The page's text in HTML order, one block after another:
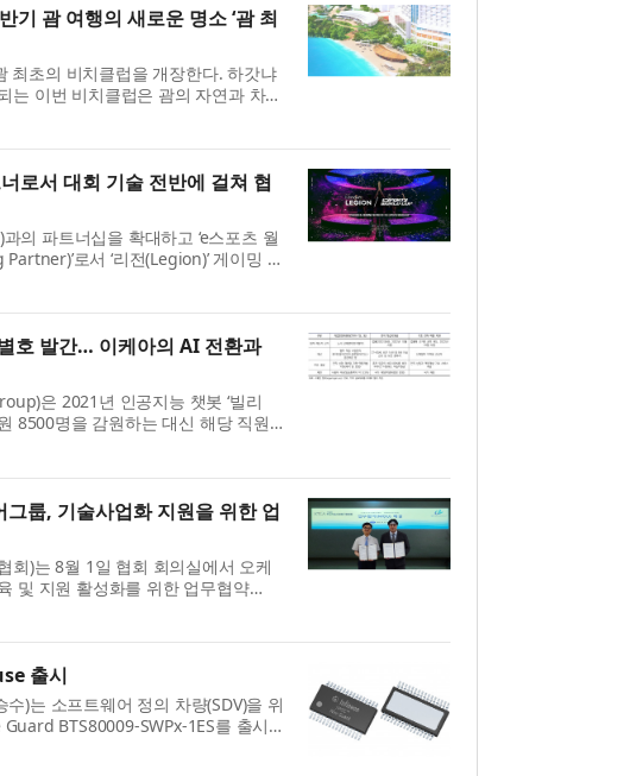
기 괌 여행의 새로운 명소 ‘괌 최
최초의 비치클럽을 개장한다. 하갓냐
는 이번 비치클럽은 괌의 자연과 차모
텐츠를 ...
로서 대회 기술 전반에 걸쳐 협
의 파트너십을 확대하고 ‘e스포츠 월
로서 ‘리전(Legion)’ 게이밍 디
밝혔...
호 발간… 이케아의 AI 전환과
은 2021년 인공지능 챗봇 ‘빌리
8500명을 감원하는 대신 해당 직원
로 재...
룹, 기술사업화 지원을 위한 업
회)는 8월 1일 협회 회의실에서 오케
및 지원 활성화를 위한 업무협약
는 오케이미...
출시
)는 소프트웨어 정의 차량(SDV)을 위
BTS80009-SWPx-1ES를 출시
품은 SPI 인터...